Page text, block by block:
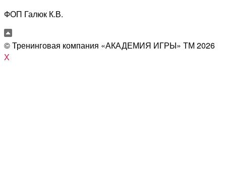
ФОП Галюк К.В.
© Тренинговая компания «АКАДЕМИЯ ИГРЫ» ТМ 2026
X